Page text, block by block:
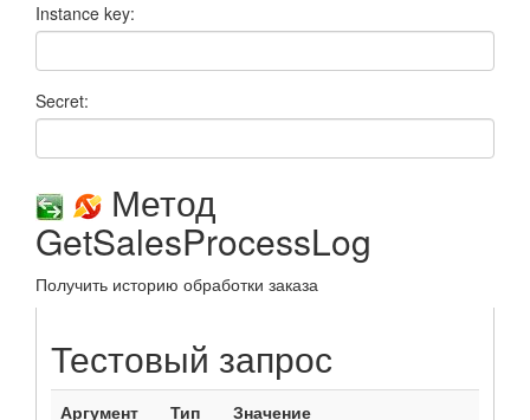
Instance key:
Secret:
Метод
GetSalesProcessLog
Получить историю обработки заказа
Тестовый запрос
Аргумент Тип
Значение